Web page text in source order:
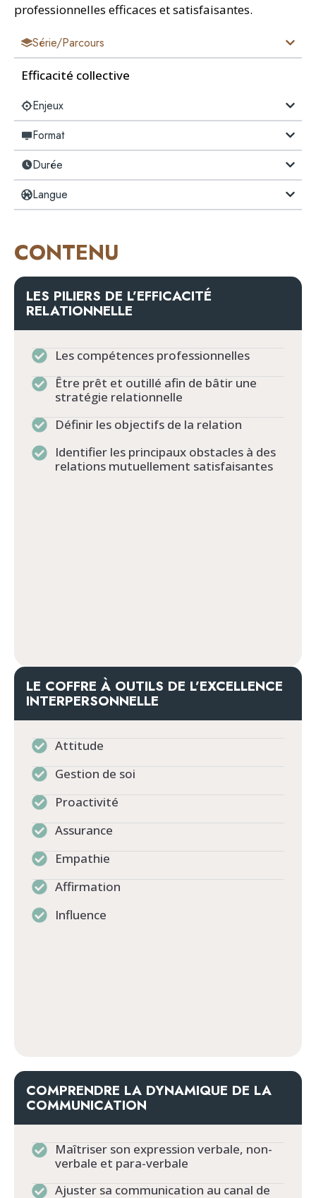
professionnelles efficaces et satisfaisantes.
Série/Parcours
Efficacité collective
Enjeux
Format
Durée
Langue
CONTENU
LES PILIERS DE L’EFFICACITÉ
RELATIONNELLE
Les compétences professionnelles
Être prêt et outillé afin de bâtir une
stratégie relationnelle
Définir les objectifs de la relation
Identifier les principaux obstacles à des
relations mutuellement satisfaisantes
LE COFFRE À OUTILS DE L’EXCELLENCE
INTERPERSONNELLE
Attitude
Gestion de soi
Proactivité
Assurance
Empathie
Affirmation
Influence
COMPRENDRE LA DYNAMIQUE DE LA
COMMUNICATION
Maîtriser son expression verbale, non-
verbale et para-verbale
Ajuster sa communication au canal de